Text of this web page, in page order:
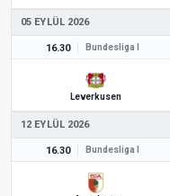
05 EYLÜL 2026
16.30 Bundesliga I
Leverkusen
12 EYLÜL 2026
16.30 Bundesliga I